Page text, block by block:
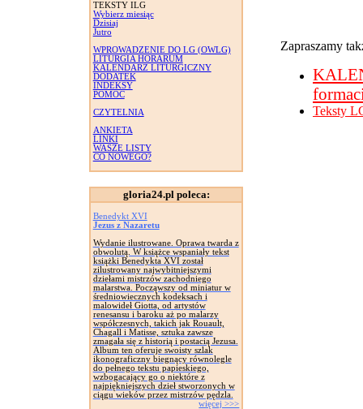
TEKSTY ILG
Wybierz miesiąc
Dzisiaj
Jutro
WPROWADZENIE DO LG (OWLG)
LITURGIA HORARUM
KALENDARZ LITURGICZNY
DODATEK
INDEKSY
POMOC
CZYTELNIA
ANKIETA
LINKI
WASZE LISTY
CO NOWEGO?
gloria24.pl poleca:
Benedykt XVI
Jezus z Nazaretu
Wydanie ilustrowane. Oprawa twarda z
obwolutą. W książce wspaniały tekst
książki Benedykta XVI został
zilustrowany najwybitniejszymi
dziełami mistrzów zachodniego
malarstwa. Począwszy od miniatur w
średniowiecznych kodeksach i
malowideł Giotta, od artystów
renesansu i baroku aż po malarzy
współczesnych, takich jak Rouault,
Chagall i Matisse, sztuka zawsze
zmagała się z historią i postacią Jezusa.
Album ten oferuje swoisty szlak
ikonograficzny biegnący równolegle
do pełnego tekstu papieskiego,
wzbogacający go o niektóre z
najpiękniejszych dzieł stworzonych w
ciągu wieków przez mistrzów pędzla.
więcej >>>
Zapraszamy
Teksty